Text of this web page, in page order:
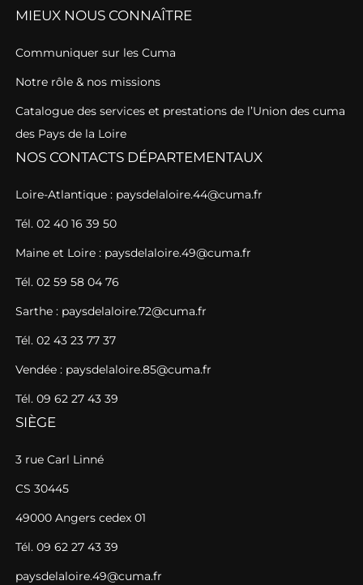
MIEUX NOUS CONNAÎTRE
Communiquer sur les Cuma
Notre rôle & nos missions
Catalogue des services et prestations de l’Union des cuma
des Pays de la Loire
NOS CONTACTS DÉPARTEMENTAUX
Loire-Atlantique : paysdelaloire.44@cuma.fr
Tél. 02 40 16 39 50
Maine et Loire : paysdelaloire.49@cuma.fr
Tél. 02 59 58 04 76
Sarthe : paysdelaloire.72@cuma.fr
Tél. 02 43 23 77 37
Vendée : paysdelaloire.85@cuma.fr
Tél. 09 62 27 43 39
SIÈGE
3 rue Carl Linné
CS 30445
49000 Angers cedex 01
Tél. 09 62 27 43 39
paysdelaloire.49@cuma.fr